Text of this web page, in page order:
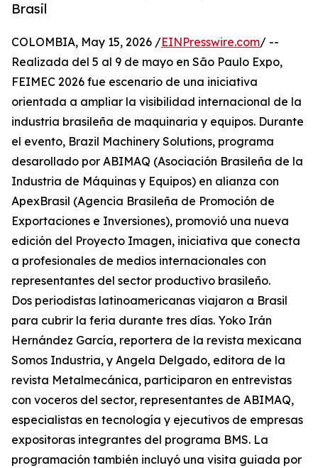
Brasil
COLOMBIA, May 15, 2026 /EINPresswire.com/ --
Realizada del 5 al 9 de mayo en São Paulo Expo,
FEIMEC 2026 fue escenario de una iniciativa
orientada a ampliar la visibilidad internacional de la
industria brasileña de maquinaria y equipos. Durante
el evento, Brazil Machinery Solutions, programa
desarollado por ABIMAQ (Asociación Brasileña de la
Industria de Máquinas y Equipos) en alianza con
ApexBrasil (Agencia Brasileña de Promoción de
Exportaciones e Inversiones), promovió una nueva
edición del Proyecto Imagen, iniciativa que conecta
a profesionales de medios internacionales con
representantes del sector productivo brasileño.
Dos periodistas latinoamericanas viajaron a Brasil
para cubrir la feria durante tres días. Yoko Irán
Hernández García, reportera de la revista mexicana
Somos Industria, y Angela Delgado, editora de la
revista Metalmecánica, participaron en entrevistas
con voceros del sector, representantes de ABIMAQ,
especialistas en tecnología y ejecutivos de empresas
expositoras integrantes del programa BMS. La
programación también incluyó una visita guiada por